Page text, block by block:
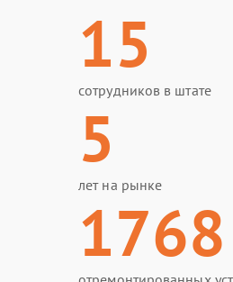
15
сотрудников в штате
5
лет на рынке
1768